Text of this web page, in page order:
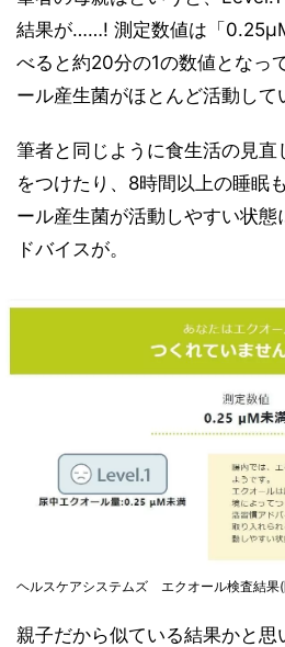
結果が……! 測定数値は「
べると約20分の1の数値となっ
ール産生菌がほとんど活動して
筆者と同じように食生活の見
をつけたり、8時間以上の睡眠
ール産生菌が活動しやすい状
ドバイスが。
ヘルスケアシステムズ エクオール検査結果
親子だから似ている結果かと思